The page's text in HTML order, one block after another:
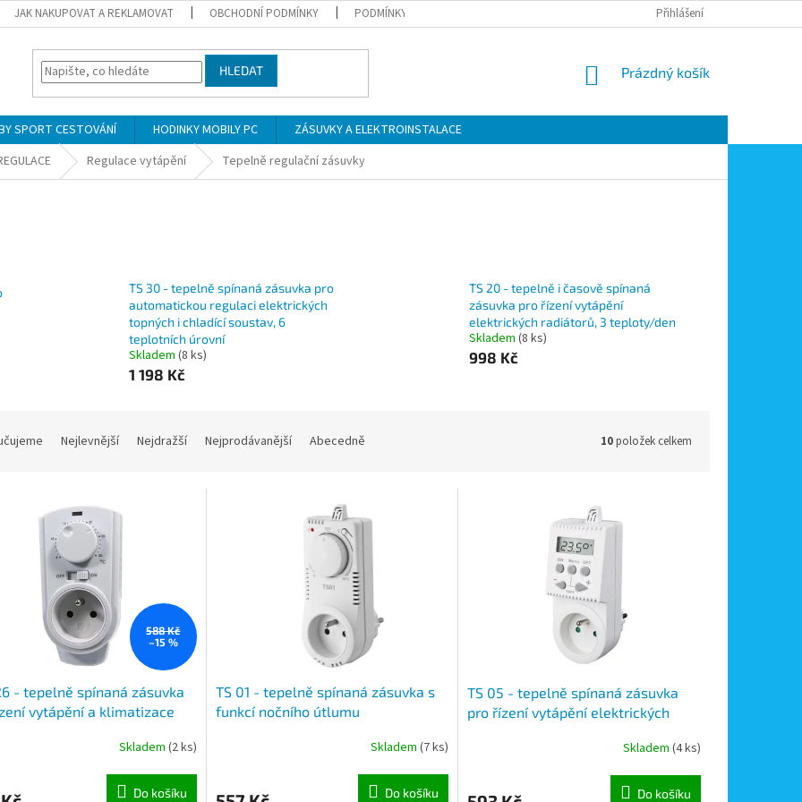
JAK NAKUPOVAT A REKLAMOVAT OBCHODNÍ PODMÍNKY PODMÍNKY OCHRANY OSOBNÍCH ÚDAJŮ MOJE OBJEDNÁVKA
Přihlášení
HLEDAT
NÁKUPNÍ
Prázdný košík
SPORT CESTOVÁNÍ HODINKY MOBILY PC
ZÁSUVKY A ELEKTROINSTALACE
Regulace vytápění Tepelně regulační zásuvky
TS 30 - tepelně spínaná zásuvka pro
automatickou regulaci elektrických
topných i chladící soustav, 6
teplotních úrovní
Skladem(8 ks)
1 198 Kč
TS 20 - tepelně i časově spínaná
zásuvka pro řízení vytápění
elektrických radiátorů, 3 teploty/den
Skladem (8 ks)
998 Kč
Nejlevnější Nejdražší Nejprodávanější Abecedně 10položek celkem
588 Kč
–15 %
- tepelně spínaná zásuvka
vytápění a klimatizace
Skladem (2 ks)
Do košíku
TS 01 - tepelně spínaná zásuvka s
funkcí nočního útlumu
Skladem (7 ks)
Do košíku
TS 05 - tepelně spínaná zásuvka
pro řízení vytápění elektrických
Skladem (4 ks)
Do košíku